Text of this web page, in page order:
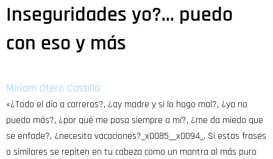
Inseguridades yo?... puedo
con eso y más
Miriam Otero Castillo
«¿Todo el día a carreras?, ¿ay madre y si lo hago mal?, ¿ya no
puedo más?, ¿por qué me pasa siempre a mí?, ¿me da miedo que
se enfade?, ¿necesito vacaciones?_x0085__x0094_. Si estas frases
o similares se repiten en tu cabeza como un mantra al más puro